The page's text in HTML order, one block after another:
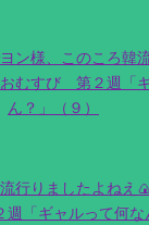
ン様、このころ韓
おむすび 第２週「
ん？」（９）
行りましたよねえ
「ギャルって何な